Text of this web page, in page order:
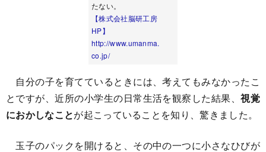
たない。
【株式会社脳研工房
HP】
http://www.umanma.
co.jp/
自分の子を育てているときには、考えてもみなかったこ
とですが、近所の小学生の日常生活を観察した結果、視覚
におかしなことが起こっていることを知り、驚きました。
玉子のパックを開けると、その中の一つに小さなひびが